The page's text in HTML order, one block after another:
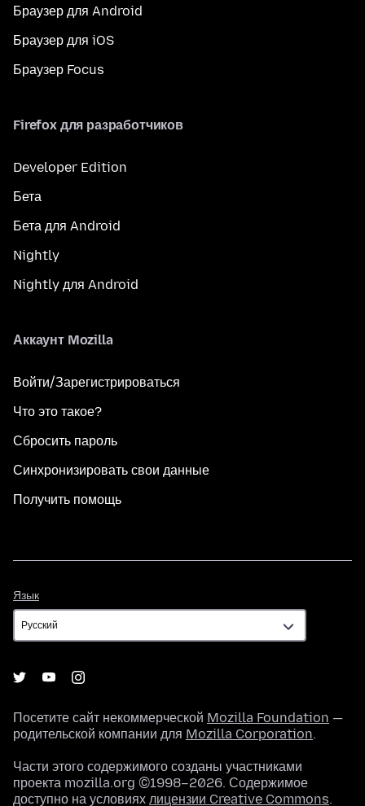
Браузер для Android
Браузер для iOS
Браузер Focus
Firefox для разработчиков
Developer Edition
Бета
Бета для Android
Nightly
Nightly для Android
Аккаунт Mozilla
Войти/Зарегистрироваться
Что это такое?
Сбросить пароль
Синхронизировать свои данные
Получить помощь
Язык
Посетите сайт некоммерческой Mozilla Foundation —
родительской компании для Mozilla Corporation.
Части этого содержимого созданы участниками
проекта mozilla.org ©1998–2026. Содержимое
доступно на условиях лицензии Creative Commons.